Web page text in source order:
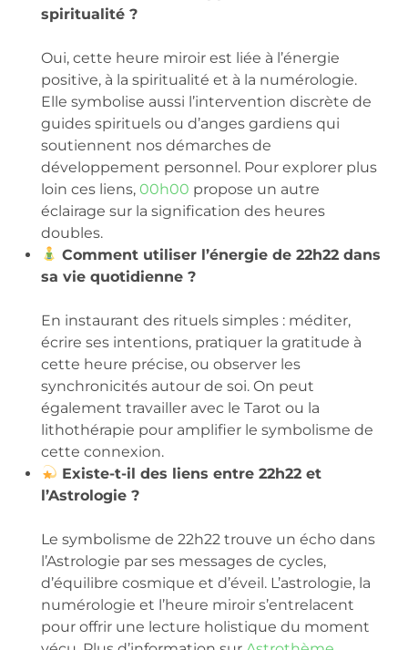
spiritualité ?
Oui, cette heure miroir est liée à l’énergie
positive, à la spiritualité et à la numérologie.
Elle symbolise aussi l’intervention discrète de
guides spirituels ou d’anges gardiens qui
soutiennent nos démarches de
développement personnel. Pour explorer plus
loin ces liens, 00h00 propose un autre
éclairage sur la signification des heures
doubles.
Comment utiliser l’énergie de 22h22 dans
sa vie quotidienne ?
En instaurant des rituels simples : méditer,
écrire ses intentions, pratiquer la gratitude à
cette heure précise, ou observer les
synchronicités autour de soi. On peut
également travailler avec le Tarot ou la
lithothérapie pour amplifier le symbolisme de
cette connexion.
Existe-t-il des liens entre 22h22 et
l’Astrologie ?
Le symbolisme de 22h22 trouve un écho dans
l’Astrologie par ses messages de cycles,
d’équilibre cosmique et d’éveil. L’astrologie, la
numérologie et l’heure miroir s’entrelacent
pour offrir une lecture holistique du moment